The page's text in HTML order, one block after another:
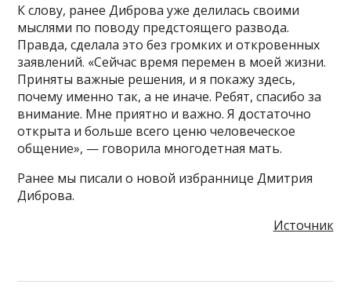
К слову, ранее Диброва уже делилась своими
мыслями по поводу предстоящего развода.
Правда, сделала это без громких и откровенных
заявлений. «Сейчас время перемен в моей жизни.
Приняты важные решения, и я покажу здесь,
почему именно так, а не иначе. Ребят, спасибо за
внимание. Мне приятно и важно. Я достаточно
открыта и больше всего ценю человеческое
общение», — говорила многодетная мать.
Ранее мы писали о новой избраннице Дмитрия
Диброва.
Источник